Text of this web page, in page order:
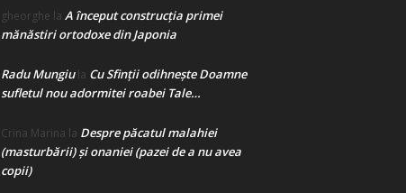
gheorghe la A început construcţia primei
mănăstiri ortodoxe din Japonia
Radu Mungiula Cu Sfinții odihnește Doamne
sufletul nou adormitei roabei Tale…
Crina Marina la Despre păcatul malahiei
(masturbării) şi onaniei (pazei de a nu avea
copii)